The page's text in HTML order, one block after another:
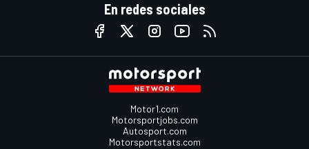
En redes sociales
Motor1.com
Motorsportjobs.com
Autosport.com
Motorsportstats.com